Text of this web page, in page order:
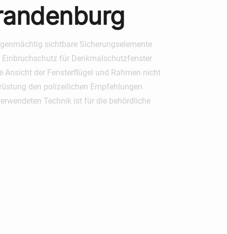
sichtbare Sicherungselemente
Einbruchschutz für Denkmalschutzfenster
Ansicht der Fensterflügel und Rahmen nicht
den polizeilichen Empfehlungen
Technik ist für die behördliche